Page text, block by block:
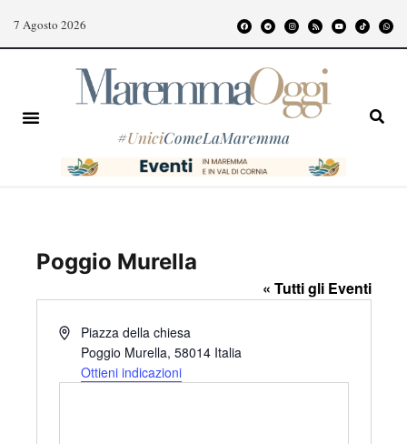
7 Agosto 2026
#UniciComeLaMaremma
Poggio Murella
« Tutti gli Eventi
I
Piazza della chiesa
Poggio Murella, 58014 Italia
Ottieni indicazioni